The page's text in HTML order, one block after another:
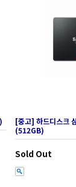
[중고] 하드디스크
(512GB)
Sold Out